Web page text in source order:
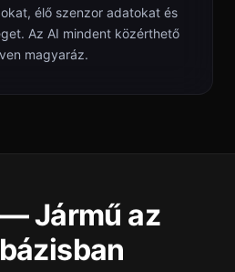
élő szenzor adatokat és
Az AI mindent közérthető
magyaráz.
Jármű az